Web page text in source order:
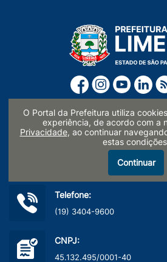
Endereço:
Paço Municipal Prefeito
Centro, Limeira/SP - CEP:
Telefone:
(19) 3404-9600
CNPJ:
45.132.495/0001-40
O Portal da Prefeitura utiliza
experiência, de acordo com a
Privacidade, ao continuar
estas
Continuar